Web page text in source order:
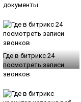
документы
Где в битрикс 24
посмотреть записи
звонков